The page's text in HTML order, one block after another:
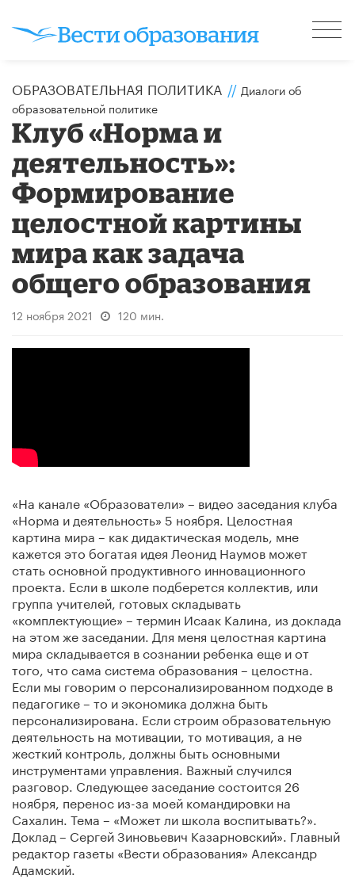
ОБРАЗОВАТЕЛЬНАЯ ПОЛИТИКА // Диалоги об
образовательной политике
Клуб «Норма и
деятельность»:
Формирование
целостной картины
мира как задача
общего образования
12 ноября 2021 120 мин.
«На канале «Образователи» – видео заседания клуба
«Норма и деятельность» 5 ноября. Целостная
картина мира – как дидактическая модель, мне
кажется это богатая идея Леонид Наумов может
стать основной продуктивного инновационного
проекта. Если в школе подберется коллектив, или
группа учителей, готовых складывать
«комплектующие» – термин Исаак Калина, из доклада
на этом же заседании. Для меня целостная картина
мира складывается в сознании ребенка еще и от
того, что сама система образования – целостна.
Если мы говорим о персонализированном подходе в
педагогике – то и экономика должна быть
персонализирована. Если строим образовательную
деятельность на мотивации, то мотивация, а не
жесткий контроль, должны быть основными
инструментами управления. Важный случился
разговор. Следующее заседание состоится 26
ноября, перенос из-за моей командировки на
Сахалин. Тема – «Может ли школа воспитывать?».
Доклад – Сергей Зиновьевич Казарновский». Главный
редактор газеты «Вести образования» Александр
Адамский.